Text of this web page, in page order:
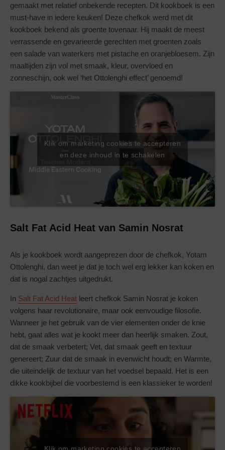
gemaakt met relatief onbekende recepten. Dit kookboek is een
must-have in iedere keuken! Deze chefkok werd met dit
kookboek bekend als groente tovenaar. Hij maakt de meest
verrassende en gevarieerde gerechten met groenten zoals
een salade van waterkers met pistache en oranjebloesem. Zijn
maaltijden zijn vol met smaak, kleur, overvloed en
zonneschijn, ook wel ‘het Ottolenghi effect’ genoemd!
Klik om marketing cookies te accepteren
en deze inhoud in te schakelen
Salt Fat Acid Heat van Samin Nosrat
Als je kookboek wordt aangeprezen door de chefkok, Yotam
Ottolenghi, dan weet je dat je toch wel erg lekker kan koken en
dat is nogal zachtjes uitgedrukt.
In Salt Fat Acid Heat leert chefkok Samin Nosrat je koken
volgens haar revolutionaire, maar ook eenvoudige filosofie.
Wanneer je het gebruik van de vier elementen onder de knie
hebt, gaat alles wat je kookt meer dan heerlijk smaken. Zout,
dat de smaak verbetert; Vet, dat smaak geeft en textuur
genereert; Zuur dat de smaak in evenwicht houdt; en Warmte,
die uiteindelijk de textuur van het voedsel bepaald. Het is een
dikke kookbijbel die voorbestemd is een klassieker te worden!